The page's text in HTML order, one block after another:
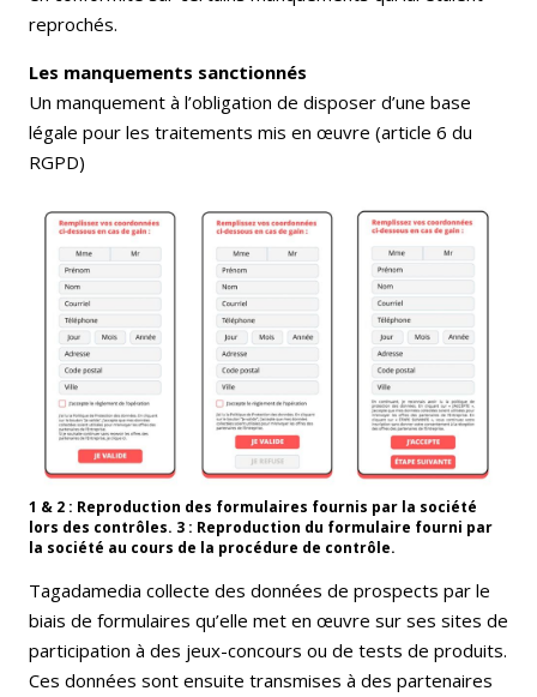
reprochés.
Les manquements sanctionnés
Un manquement à l’obligation de disposer d’une base
légale pour les traitements mis en œuvre (article 6 du
RGPD)
1 & 2 : Reproduction des formulaires fournis par la société
lors des contrôles. 3 : Reproduction du formulaire fourni par
la société au cours de la procédure de contrôle.
Tagadamedia collecte des données de prospects par le
biais de formulaires qu’elle met en œuvre sur ses sites de
participation à des jeux-concours ou de tests de produits.
Ces données sont ensuite transmises à des partenaires